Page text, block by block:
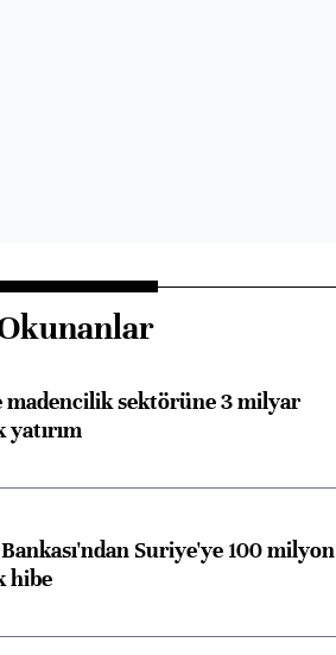
madencilik sektörüne 3 milyar
yatırım
Suriye'ye 100 milyon
hibe